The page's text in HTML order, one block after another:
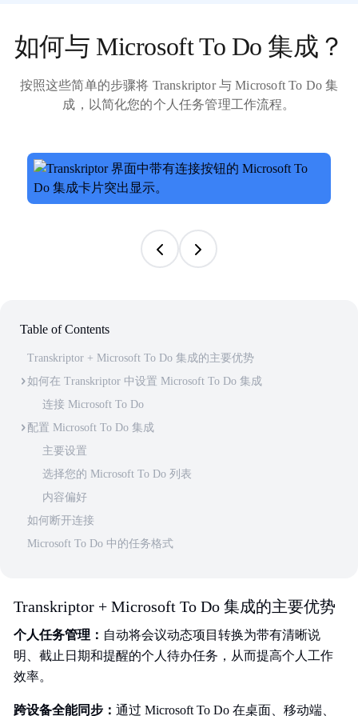
如何与 Microsoft To Do 集成？
按照这些简单的步骤将 Transkriptor 与 Microsoft To Do 集
成，以简化您的个人任务管理工作流程。
Table of Contents
Transkriptor + Microsoft To Do 集成的主要优势
如何在 Transkriptor 中设置 Microsoft To Do 集成
连接 Microsoft To Do
配置 Microsoft To Do 集成
主要设置
选择您的 Microsoft To Do 列表
内容偏好
如何断开连接
Microsoft To Do 中的任务格式
Transkriptor + Microsoft To Do 集成的主要优势
个人任务管理： 自动将会议动态项目转换为带有清晰说
明、截止日期和提醒的个人待办任务，从而提高个人工作
效率。
跨设备全能同步： 通过 Microsoft To Do 在桌面、移动端、